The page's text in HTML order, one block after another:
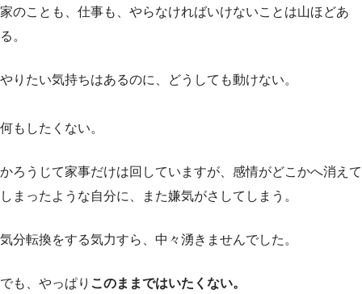
家のことも、仕事も、やらなければいけないことは山ほどあ
る。
やりたい気持ちはあるのに、どうしても動けない。
何もしたくない。
かろうじて家事だけは回していますが、感情がどこかへ消えて
しまったような自分に、また嫌気がさしてしまう。
気分転換をする気力すら、中々湧きませんでした。
でも、やっぱり このままではいたくない。